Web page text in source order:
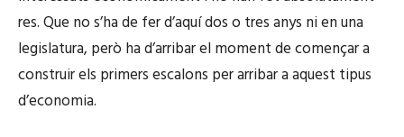
res. Que no s’ha de fer d’aquí dos o tres anys ni en una
legislatura, però ha d’arribar el moment de començar a
construir els primers escalons per arribar a aquest tipus
d’economia.